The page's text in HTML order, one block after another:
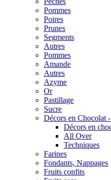
Pommes
Poires
Prunes
Segments
Autres
Pommes
Amande
Autres
Azyme
Or
Pastillage
Sucre
Décors en Chocolat
Décors en
All Over
Techniques
Farines
Fondants, Nappages
Fruits confits